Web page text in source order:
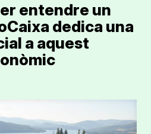
entendre un
dedica una
a aquest